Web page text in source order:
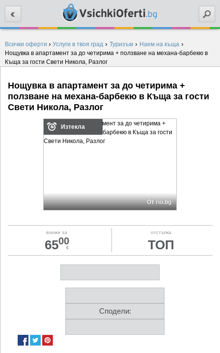
Всички оферти › Услуги в твоя град › Туризъм › Наем на къща ›
Нощувка в апартамент за до четирима + ползване на механа-барбекю в
Къща за гости Свети Никола, Разлог
Нощувка в апартамент за до четирима +
ползване на механа-барбекю в Къща за гости
Свети Никола, Разлог
Изтекла
От rio.bg
вземи за
6500
€
отстъпка
ТОП
Сподели: